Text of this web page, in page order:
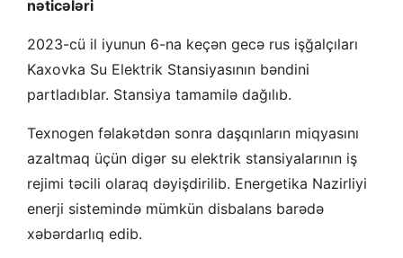
nəticələri
2023-cü il iyunun 6-na keçən gecə rus işğalçıları
Kaxovka Su Elektrik Stansiyasının bəndini
partladıblar. Stansiya tamamilə dağılıb.
Texnogen fəlakətdən sonra daşqınların miqyasını
azaltmaq üçün digər su elektrik stansiyalarının iş
rejimi təcili olaraq dəyişdirilib. Energetika Nazirliyi
enerji sistemində mümkün disbalans barədə
xəbərdarlıq edib.